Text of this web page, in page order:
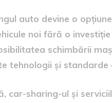
auto devine o
noi fără o
schimbării
tehnologii și standarde
car-sharing-ul și